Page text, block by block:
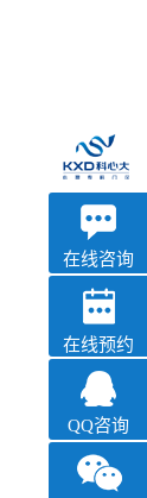
优眠
心理咨询
在线咨询
在线预约
QQ咨询